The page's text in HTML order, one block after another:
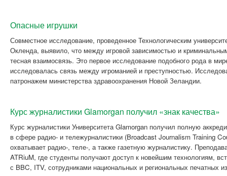
Опасные игрушки
Совместное исследование, проведенное Технологическим
Окленда, выявило, что между игровой зависимостью и
тесная взаимосвязь. Это первое исследование подобного рода в
исследовалась связь между игроманией и преступностью.
патронажем министерства здравоохранения Новой Зеландии.
Курс журналистики Glamorgan получил «знак качества»
Курс журналистики Университета Glamorgan получил полную
в сфере радио- и тележурналистики (Broadcast Journalism Training
охватывает радио-, теле-, а также газетную журналистику.
ATRiuM, где студенты получают доступ к новейшим технологиям,
с BBC, ITV, сотрудниками национальных и региональных печатных